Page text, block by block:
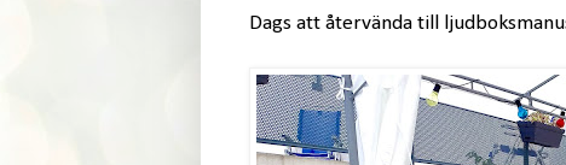
Dags att återvända till